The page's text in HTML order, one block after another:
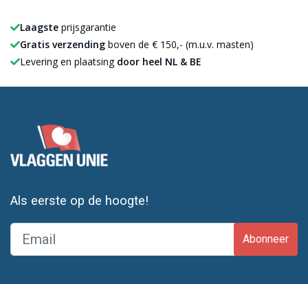
Laagste prijsgarantie
Gratis verzending boven de € 150,- (m.u.v. masten)
Levering en plaatsing door heel NL & BE
Als eerste op de hoogte!
Abonneer